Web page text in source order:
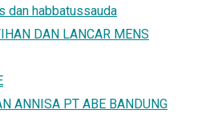
dan habbatussauda
DAN LANCAR MENS
ANNISA PT ABE BANDUNG